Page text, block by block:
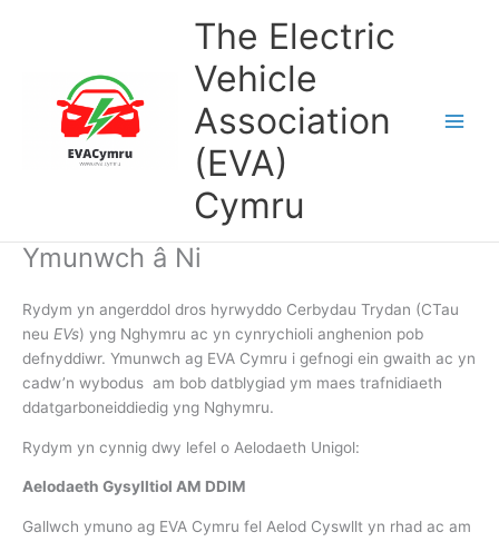
The Electric
Vehicle
Association
(EVA)
Cymru
Ymunwch â Ni
Rydym yn angerddol dros hyrwyddo Cerbydau Trydan (CTau
neu EVs) yng Nghymru ac yn cynrychioli anghenion pob
defnyddiwr. Ymunwch ag EVA Cymru i gefnogi ein gwaith ac yn
cadw’n wybodus am bob datblygiad ym maes trafnidiaeth
ddatgarboneiddiedig yng Nghymru.
Rydym yn cynnig dwy lefel o Aelodaeth Unigol:
Aelodaeth Gysylltiol AM DDIM
Gallwch ymuno ag EVA Cymru fel Aelod Cyswllt yn rhad ac am